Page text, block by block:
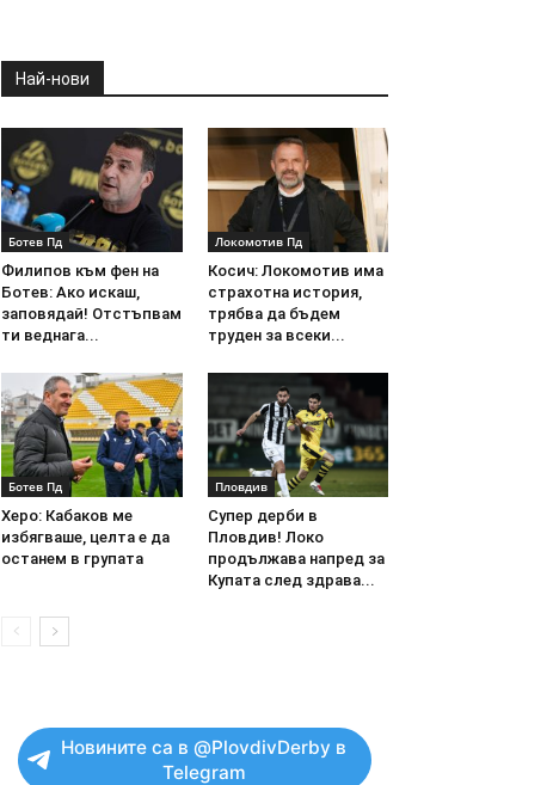
Най-нови
Ботев Пд
Филипов към фен на
Ботев: Ако искаш,
заповядай! Отстъпвам
ти веднага...
Локомотив Пд
Косич: Локомотив има
страхотна история,
трябва да бъдем
труден за всеки...
Ботев Пд
Херо: Кабаков ме
избягваше, целта е да
останем в групата
Пловдив
Супер дерби в
Пловдив! Локо
продължава напред за
Купата след здрава...
Новините са в @PlovdivDerby в
Telegram